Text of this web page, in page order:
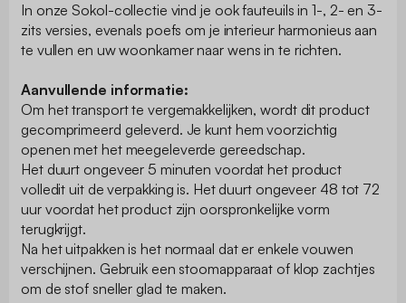
In onze Sokol-collectie vind je ook fauteuils in 1-, 2- en 3-
zits versies, evenals poefs om je interieur harmonieus aan
te vullen en uw woonkamer naar wens in te richten.
Aanvullende informatie:
Om het transport te vergemakkelijken, wordt dit product
gecomprimeerd geleverd. Je kunt hem voorzichtig
openen met het meegeleverde gereedschap.
Het duurt ongeveer 5 minuten voordat het product
volledit uit de verpakking is. Het duurt ongeveer 48 tot 72
uur voordat het product zijn oorspronkelijke vorm
terugkrijgt.
Na het uitpakken is het normaal dat er enkele vouwen
verschijnen. Gebruik een stoomapparaat of klop zachtjes
om de stof sneller glad te maken.